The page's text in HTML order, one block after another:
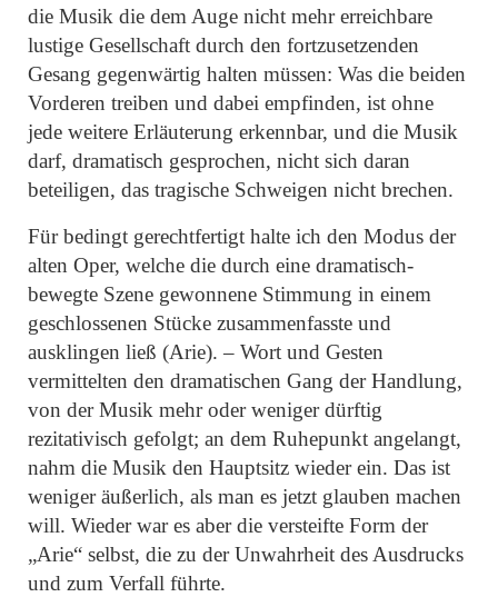
die Musik die dem Auge nicht mehr erreichbare
lustige Gesellschaft durch den fortzusetzenden
Gesang gegenwärtig halten müssen: Was die beiden
Vorderen treiben und dabei empfinden, ist ohne
jede weitere Erläuterung erkennbar, und die Musik
darf, dramatisch gesprochen, nicht sich daran
beteiligen, das tragische Schweigen nicht brechen.
Für bedingt gerechtfertigt halte ich den Modus der
alten Oper, welche die durch eine dramatisch-
bewegte Szene gewonnene Stimmung in einem
geschlossenen Stücke zusammenfasste und
ausklingen ließ (Arie). – Wort und Gesten
vermittelten den dramatischen Gang der Handlung,
von der Musik mehr oder weniger dürftig
rezitativisch gefolgt; an dem Ruhepunkt angelangt,
nahm die Musik den Hauptsitz wieder ein. Das ist
weniger äußerlich, als man es jetzt glauben machen
will. Wieder war es aber die versteifte Form der
„Arie“ selbst, die zu der Unwahrheit des Ausdrucks
und zum Verfall führte.